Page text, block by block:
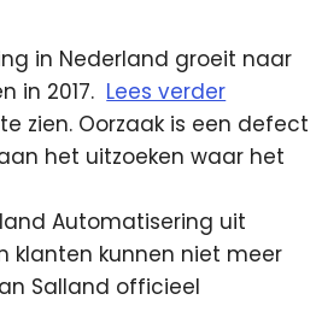
in Nederland groeit naar
in 2017. Lees verder
zien. Oorzaak is een defect
het uitzoeken waar het
Automatisering uit
klanten kunnen niet meer
Salland officieel